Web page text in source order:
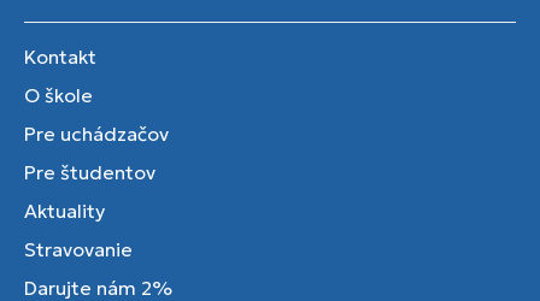
Kontakt
O škole
Pre uchádzačov
Pre študentov
Aktuality
Stravovanie
Darujte nám 2%